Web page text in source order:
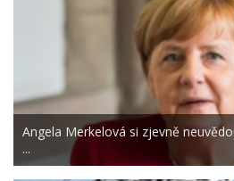
Angela Merkelová si zjevně
...